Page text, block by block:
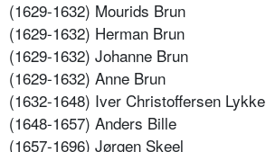
(1629-1632) Mourids Brun
(1629-1632) Herman Brun
(1629-1632) Johanne Brun
(1629-1632) Anne Brun
(1632-1648) Iver Christoffersen Lykke
(1648-1657) Anders Bille
(1657-1696) Jørgen Skeel